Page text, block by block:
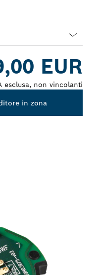
EUR
esclusa, non vincolanti
in zona